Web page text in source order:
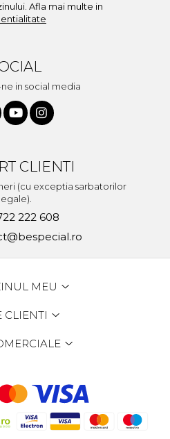
Afla mai multe in
in social media
CLIENTI
(cu exceptia sarbatorilor
legale).
222 608
MEU
CLIENTI